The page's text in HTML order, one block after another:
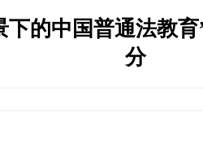
下的中国普通法教
分